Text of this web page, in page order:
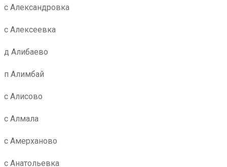
с Александровка
с Алексеевка
д Алибаево
п Алимбай
с Алисово
с Алмала
с Амерханово
с Анатольевка